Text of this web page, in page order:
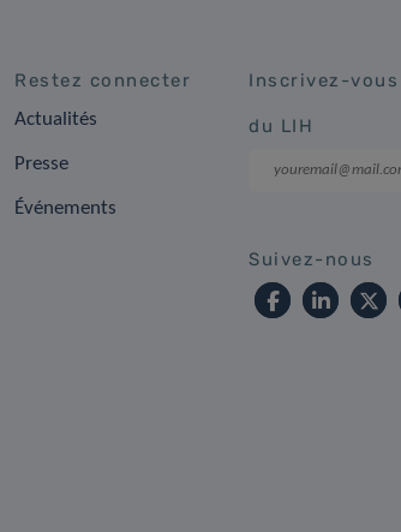
Restez connecter
Actualités
Presse
Événements
Inscrivez-
du LIH
Suivez-nous